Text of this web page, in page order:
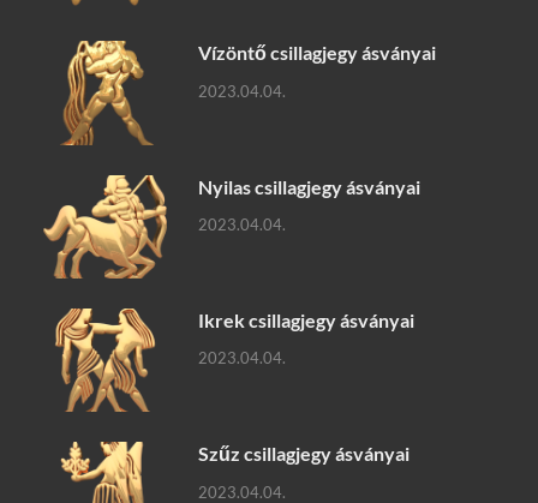
Vízöntő csillagjegy ásványai
2023.04.04.
Nyilas csillagjegy ásványai
2023.04.04.
Ikrek csillagjegy ásványai
2023.04.04.
Szűz csillagjegy ásványai
2023.04.04.